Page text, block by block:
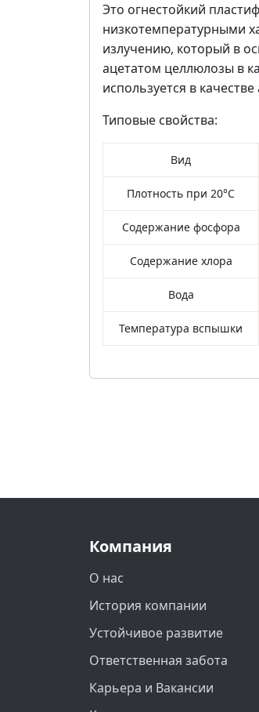
Это огнестойкий
низкотемпературными
излучению, который в
ацетатом целлюлозы в
используется в
Типовые свойства:
Вид
Плотность при 20°C
Содержание фосфора
Содержание хлора
Вода
Температура вспышки
Компания
О нас
История компании
Устойчивое развитие
Ответственная забота
Карьера и Вакансии